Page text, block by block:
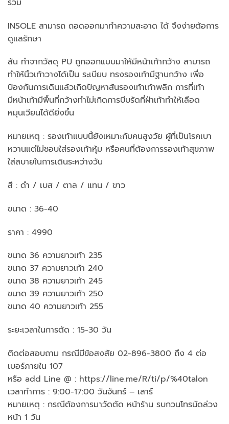
ร่วม
INSOLE สามารถ ถอดออกมาทำความสะอาด ได้ จึงง่ายต้อการ
ดูแลรักษา
ส้น ทำจากวัสดุ PU ถูกออกแบบมาให้มีหน้าเท้ากว้าง สามารถ
ทำให้นิ้วเท้าวางได้เป็น ระเบียบ ทรงรองเท้ามีฐานกว้าง เพื่อ
ป้องกันการเดินแล้วเกิดปัญหาส้นรองเท้าเท้าพลิก การที่เท้า
มีหน้าเท้ามีพื้นที่กว้างทำไม่เกิดการบีบรัดที่ฝ่าเท้าทำให้เลือด
หมุนเวียนได้ดียิ่งขึ้น
หมายเหตุ : รองเท้าแบบนี้ยังเหมาะกับคนสูงวัย ผู้ที่เป็นโรคเบา
หวานแต่ไม่ชอบใส่รองเท้าหุ้ม หรือคนที่ต้องการรองเท้าสุขภาพ
ใส่สบายในการเดินระหว่างวัน
สี : ดำ / เบส / ตาล / แทน / ขาว
ขนาด : 36-40
ราคา : 4990
ขนาด 36 ความยาวเท้า 235
ขนาด 37 ความยาวเท้า 240
ขนาด 38 ความยาวเท้า 245
ขนาด 39 ความยาวเท้า 250
ขนาด 40 ความยาวเท้า 255
ระยะเวลาในการตัด : 15-30 วัน
ติดต่อสอบถาม กรณีมีข้อสงสัย 02-896-3800 ถึง 4 ต่อ
เบอร์ภายใน 107
หรือ add Line @ : https://line.me/R/ti/p/%40talon
เวลาทำการ : 9:00-17:00 วันจันทร์ – เสาร์
หมายเหตุ : กรณีต้องการมาวัดตัด หน้าร้าน รบกวนโทรนัดล่วง
หน้า 1 วัน